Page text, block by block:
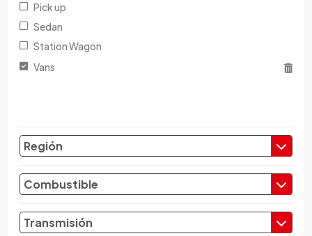
Changfeng
Chevrolet
Chrysler
Citroen
Cupra
Dacia
Daewoo
Pick up
Sedan
Station Wagon
Vans
Región
Combustible
Transmisión